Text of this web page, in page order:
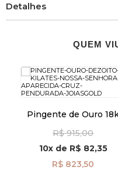
Detalhes
QUEM
Pingente de Ouro
Aparecida com Cruz
Pendurada pi24471
R$ 915,00
10xde R$ 82,35
R$ 823,50